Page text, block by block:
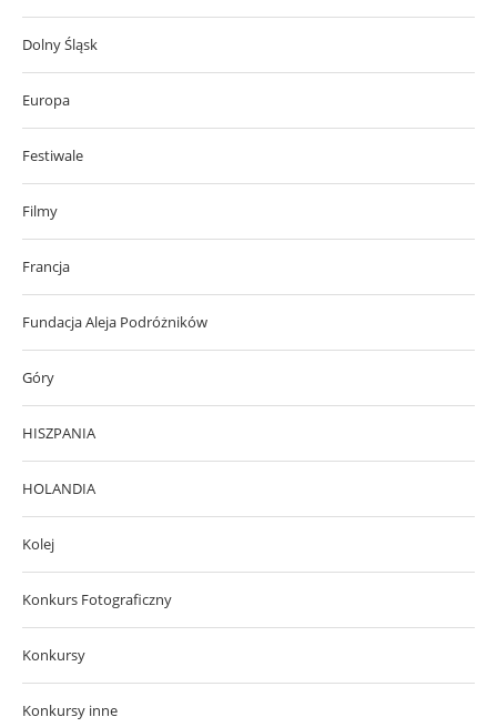
Dolny Śląsk
Europa
Festiwale
Filmy
Francja
Fundacja Aleja Podróżników
Góry
HISZPANIA
HOLANDIA
Kolej
Konkurs Fotograficzny
Konkursy
Konkursy inne